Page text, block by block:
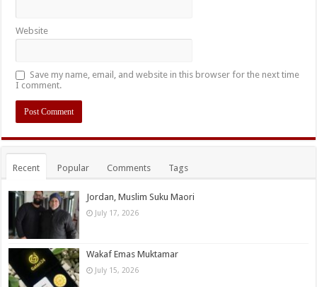
Website
Save my name, email, and website in this browser for the next time
I comment.
Recent Popular Comments Tags
Jordan, Muslim Suku Maori
July 17, 2026
Wakaf Emas Muktamar
July 15, 2026